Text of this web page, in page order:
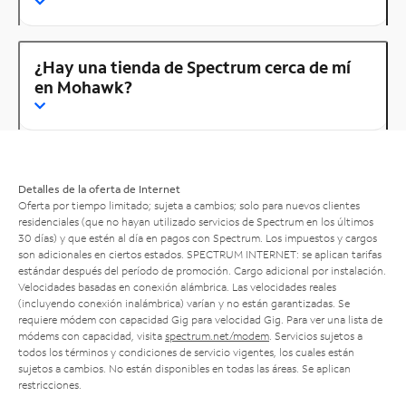
¿Hay una tienda de Spectrum cerca de mí
en Mohawk?
Detalles de la oferta de Internet
Oferta por tiempo limitado; sujeta a cambios; solo para nuevos clientes
residenciales (que no hayan utilizado servicios de Spectrum en los últimos
30 días) y que estén al día en pagos con Spectrum. Los impuestos y cargos
son adicionales en ciertos estados. SPECTRUM INTERNET: se aplican tarifas
estándar después del período de promoción. Cargo adicional por instalación.
Velocidades basadas en conexión alámbrica. Las velocidades reales
(incluyendo conexión inalámbrica) varían y no están garantizadas. Se
requiere módem con capacidad Gig para velocidad Gig. Para ver una lista de
módems con capacidad, visita spectrum.net/modem . Servicios sujetos a
todos los términos y condiciones de servicio vigentes, los cuales están
sujetos a cambios. No están disponibles en todas las áreas. Se aplican
restricciones.